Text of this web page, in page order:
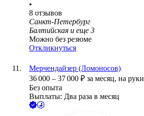
•
8 отзывов
Санкт-Петербург
Балтийская и еще 3
Можно без резюме
Откликнуться
Мерчендайзер (Ломоносов)
36 000 – 37 000 ₽ за месяц, на руки
Без опыта
Выплаты: Два раза в месяц